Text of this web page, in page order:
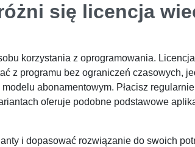
się licencja
korzystania z oprogramowania.
z programu bez ograniczeń czasowych,
abonamentowym. Płacisz
oferuje podobne podstawowe
i dopasować rozwiązanie do swoich